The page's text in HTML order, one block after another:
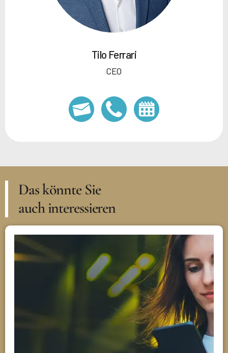
Tilo Ferrari
CEO
Das könnte Sie
auch interessieren